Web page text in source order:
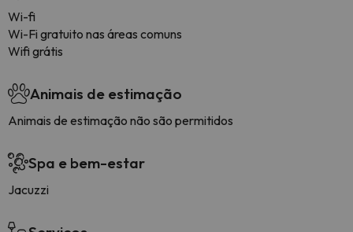
Wi-fi
Wi-Fi gratuito nas áreas comuns
Wifi grátis
Animais de estimação
Animais de estimação não são permitidos
Spa e bem-estar
Jacuzzi